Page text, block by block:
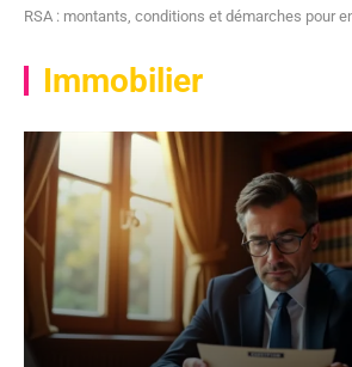
RSA : montants, conditions et démarches pour
Immobilier